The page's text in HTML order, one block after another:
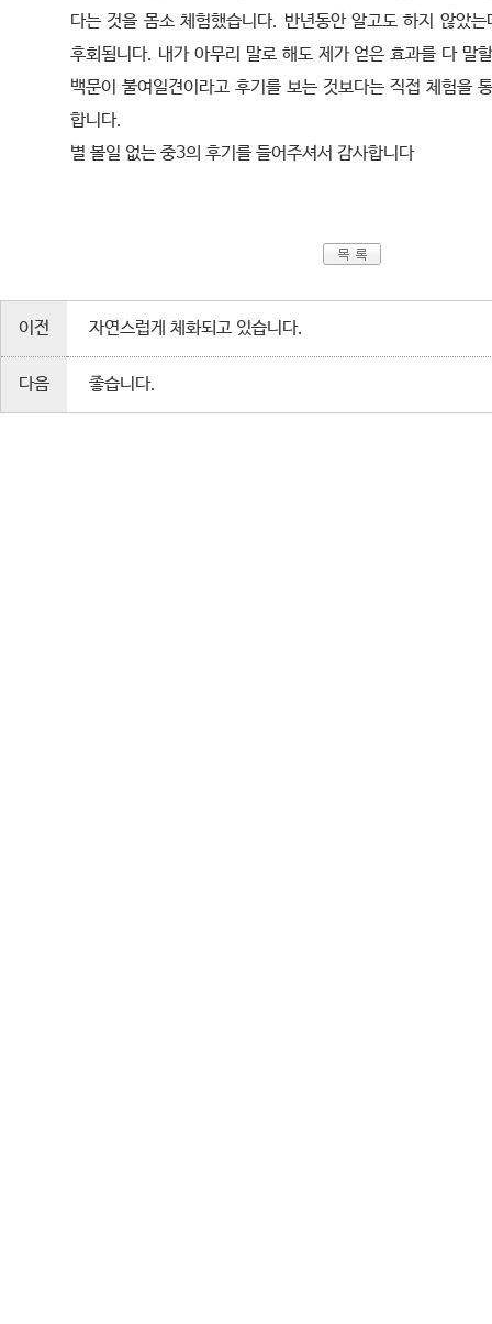
다는 것을 몸소 체험했습니다. 반년동안 알고도 하지 않았
후회됨니다. 내가 아무리 말로 해도 제가 얻은 효과를 다 말
백문이 불여일견이라고 후기를 보는 것보다는 직접 체험을
합니다.
별 볼일 없는 중3의 후기를 들어주셔서 감사합니다
이전 자연스럽게 체화되고 있습니다.
다음 좋습니다.